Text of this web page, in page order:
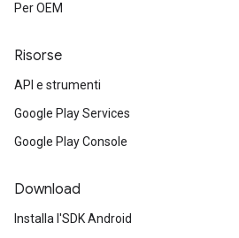
Per OEM
Risorse
API e strumenti
Google Play Services
Google Play Console
Download
Installa l'SDK Android